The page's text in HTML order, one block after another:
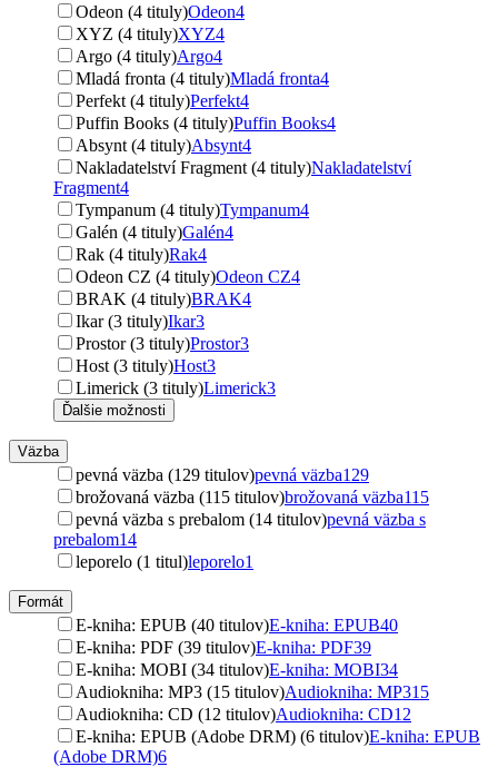
Odeon (4 tituly)Odeon4
XYZ (4 tituly)XYZ4
Argo (4 tituly)Argo4
Mladá fronta (4 tituly)Mladá fronta4
Perfekt (4 tituly)Perfekt4
Puffin Books (4 tituly)Puffin Books4
Absynt (4 tituly)Absynt4
Nakladatelství Fragment (4 tituly)Nakladatelství
Fragment4
Tympanum (4 tituly)Tympanum4
Galén (4 tituly)Galén4
Rak (4 tituly)Rak4
Odeon CZ (4 tituly)Odeon CZ4
BRAK (4 tituly)BRAK4
Ikar (3 tituly)Ikar3
Prostor (3 tituly)Prostor3
Host (3 tituly)Host3
Limerick (3 tituly)Limerick3
Ďalšie možnosti
Väzba
pevná väzba (129 titulov)pevná väzba129
brožovaná väzba (115 titulov)brožovaná väzba115
pevná väzba s prebalom (14 titulov)pevná väzba s
prebalom14
leporelo (1 titul)leporelo1
Formát
E-kniha: EPUB (40 titulov)E-kniha: EPUB40
E-kniha: PDF (39 titulov)E-kniha: PDF39
E-kniha: MOBI (34 titulov)E-kniha: MOBI34
Audiokniha: MP3 (15 titulov)Audiokniha: MP315
Audiokniha: CD (12 titulov)Audiokniha: CD12
E-kniha: EPUB (Adobe DRM) (6 titulov)E-kniha: EPUB
(Adobe DRM)6